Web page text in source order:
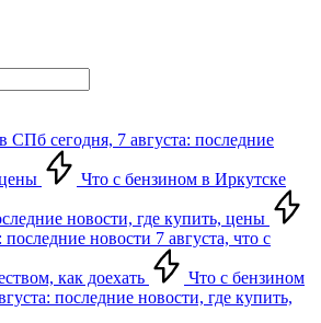
СПб сегодня, 7 августа: последние
Что с бензином в Иркутске
новости, где купить, цены
новости 7 августа, что с
как доехать
Что с бензином
последние новости, где купить,